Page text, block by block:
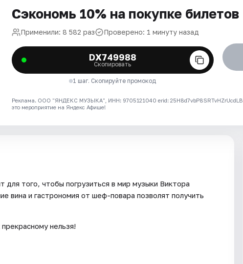
Сэкономь 10% на покупке билетов
Применили: 8 582 раз Проверено: 1 минуту назад
DX749988
Скопировать
1 шаг. Скопируйте промокод
Реклама. ООО "ЯНДЕКС МУЗЫКА", ИНН: 9705121040 erid: 25H8d7vbP8SRTvHZrUcdLB
это мероприятие на Яндекс Афише!
того, чтобы погрузиться в мир музыки Виктора
вина и гастрономия от шеф-повара позволят получить
нельзя!